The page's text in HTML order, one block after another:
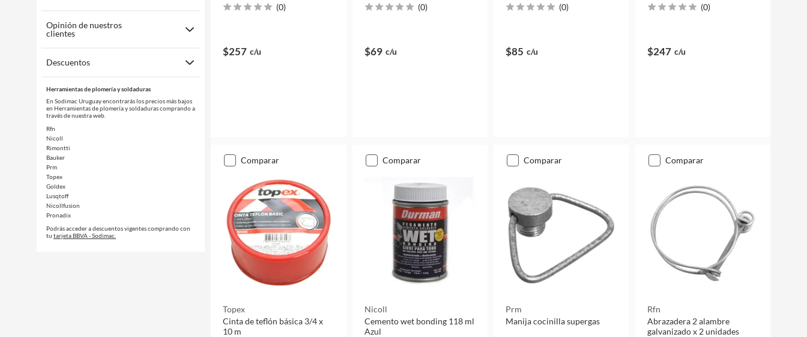
Opinión de nuestros
clientes
Descuentos
Herramientas de plomería y soldaduras
En Sodimac Uruguay encontrarás los precios más bajos
en Herramientas de plomería y soldaduras comprando a
través de nuestra web.
Rfn
Nicoll
Rimontti
Bauker
Prm
Topex
Goldex
Lusqtoff
Nicollfusion
Pronadix
Podrás acceder a descuentos vigentes comprando con
tu tarjeta BBVA - Sodimac.
(0)
$257 c/u
(0)
$69 c/u
(0)
$85 c/u
(0)
$247 c/u
comparar
Topex
Cinta de teflón básica 3/4 x
10 m
comparar
Nicoll
Cemento wet bonding 118 ml
Azul
comparar
Prm
Manija cocinilla supergas
comparar
Rfn
Abrazadera 2 alambre
galvanizado x 2 unidades